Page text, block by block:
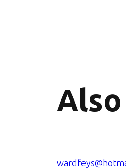
Also